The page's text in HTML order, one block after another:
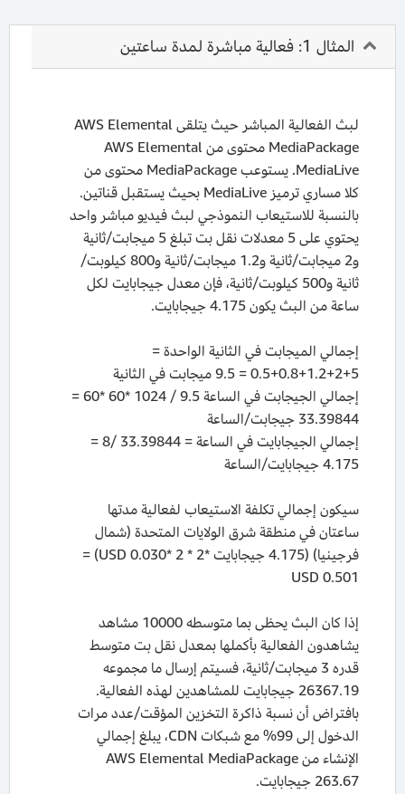
المثال 1: فعالية مباشرة لمدة ساعتين
لبث الفعالية المباشر حيث يتلقى AWS Elemental
MediaPackage محتوى من AWS Elemental
MediaLive. يستوعب MediaPackage محتوى من
كلا مساري ترميز MediaLive بحيث يستقبل قناتين.
بالنسبة للاستيعاب النموذجي لبث فيديو مباشر واحد
يحتوي على 5 معدلات نقل بت تبلغ 5 ميجابت/ثانية
و2 ميجابت/ثانية و1.2 ميجابت/ثانية و800 كيلوبت/
ثانية و500 كيلوبت/ثانية، فإن معدل جيجابايت لكل
ساعة من البث يكون 4.175 جيجابايت.
إجمالي الميجابت في الثانية الواحدة =
5+2+1.2+0.8+0.5 = 9.5 ميجابت في الثانية
إجمالي الجيجابت في الساعة 9.5 / 1024 *60 *60 =
33.39844 جيجابت/الساعة
إجمالي الجيجابايت في الساعة = 33.39844 /8 =
4.175 جيجابايت/الساعة
سيكون إجمالي تكلفة الاستيعاب لفعالية مدتها
ساعتان في منطقة شرق الولايات المتحدة (شمال
فرجينيا) (4.175 جيجابايت *2 * 2 *0.030 USD) =
0.501‏ USD
إذا كان البث يحظى بما متوسطه 10000 مشاهد
يشاهدون الفعالية بأكملها بمعدل نقل بت متوسط
قدره 3 ميجابت/ثانية، فسيتم إرسال ما مجموعه
26367.19 جيجابايت للمشاهدين لهذه الفعالية.
بافتراض أن نسبة ذاكرة التخزين المؤقت/عدد مرات
الدخول إلى 99% مع شبكات CDN، يبلغ إجمالي
263.67 جيجابايت.